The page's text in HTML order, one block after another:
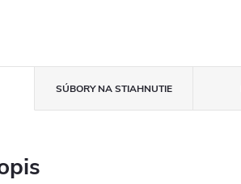
SÚBORY NA STIAHNUTIE